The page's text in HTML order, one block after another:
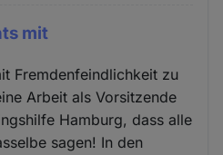
mit
Fremdenfeindlichkeit zu
Arbeit als Vorsitzende
Hamburg, dass alle
sagen! In den